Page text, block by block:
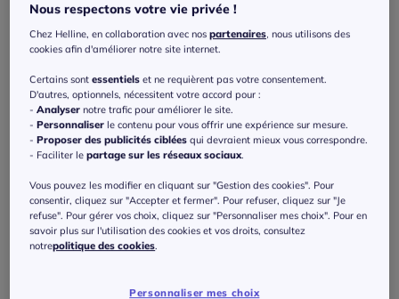
30€
+6
Nous respectons votre vie privée !
Chez Helline, en collaboration avec nospartenaires, nous utilisons des
cookies afin d'améliorer notre site internet.
Certains sontessentiels et ne requièrent pas votre consentement.
D'autres, optionnels, nécessitent votre accord pour :
-Analyser notre trafic pour améliorer le site.
-Personnaliser le contenu pour vous offrir une expérience sur mesure.
-Proposer des publicités ciblées qui devraient mieux vous correspondre.
- Faciliter lepartage sur les réseaux sociaux.
Vous pouvez les modifier en cliquant sur "Gestion des cookies". Pour
consentir, cliquez sur "Accepter et fermer". Pour refuser, cliquez sur "Je
refuse". Pour gérer vos choix, cliquez sur "Personnaliser mes choix". Pour en
savoir plus sur l'utilisation des cookies et vos droits, consultez
notrepolitique des cookies.
Personnaliser mes choix